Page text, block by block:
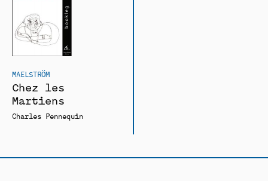
MAELSTRÖM
Chez les
Martiens
Charles Pennequin